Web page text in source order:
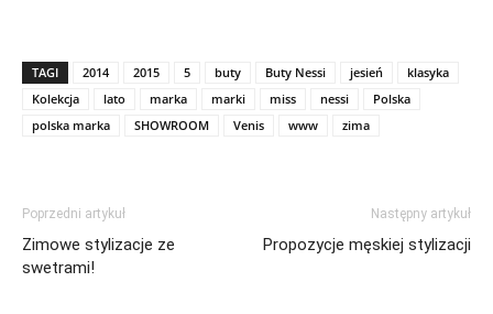
TAGI 2014 2015 5 buty Buty Nessi jesień
klasyka
Kolekcja
lato marka marki miss nessi
Polska
polska marka
SHOWROOM Venis www zima
Poprzedni artykuł
Zimowe stylizacje ze
swetrami!
Następny artykuł
Propozycje męskiej stylizacji